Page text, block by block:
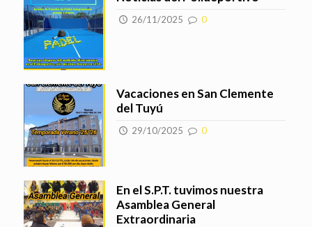
26/11/2025 0
Vacaciones en San Clemente
del Tuyú
29/10/2025 0
En el S.P.T. tuvimos nuestra
Asamblea General
Extraordinaria